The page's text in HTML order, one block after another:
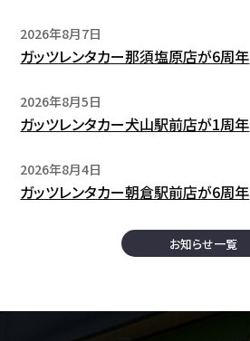
2026年8月7日
ガッツレンタカー那須塩原店が6周年
2026年8月5日
ガッツレンタカー犬山駅前店が1周年
2026年8月4日
ガッツレンタカー朝倉駅前店が6周年
お知らせ一覧